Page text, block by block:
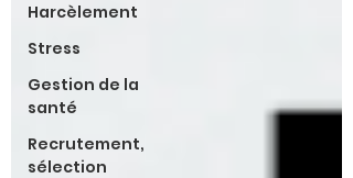
Harcèlement
Stress
Gestion de la
santé
Recrutement,
sélection